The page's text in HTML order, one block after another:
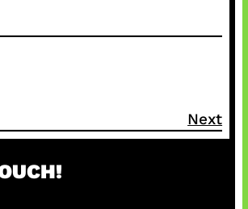
Next